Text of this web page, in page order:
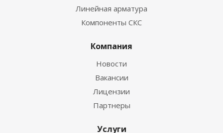
Линейная арматура
Компоненты СКС
Компания
Новости
Вакансии
Лицензии
Партнеры
Услуги